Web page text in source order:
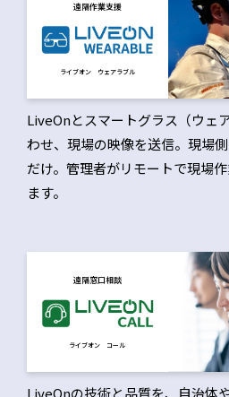
遠隔作業支援
ライブオン ウェアラブル
LiveOnとスマートグラス（ウェ
わせ、現場の映像を送信。現場
だけ。管理者がリモートで現場
ます。
遠隔窓口相談
ライブオン コール
LiveOnの技術と品質を、自治体